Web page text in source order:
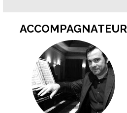
ACCOMPAGNATEUR